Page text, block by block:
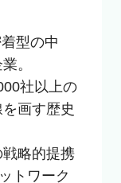
型の中
。
社以上の
画す歴史
戦略的提携
トワーク